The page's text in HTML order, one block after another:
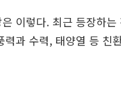
이렇다. 최근 등장하
력과 수력, 태양열 등 친